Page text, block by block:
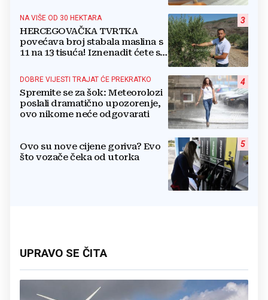
3
NA VIŠE OD 30 HEKTARA
HERCEGOVAČKA TVRTKA
povećava broj stabala maslina s
11 na 13 tisuća! Iznenadit ćete se
4
DOBRE VIJESTI TRAJAT ĆE PREKRATKO
Spremite se za šok: Meteorolozi
poslali dramatično upozorenje,
ovo nikome neće odgovarati
5
Ovo su nove cijene goriva? Evo
što vozače čeka od utorka
UPRAVO SE ČITA